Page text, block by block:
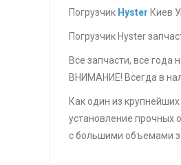
Погрузчик Hyster Киев
Погрузчик Hyster
Все запчасти, все года
ВНИМАНИЕ! Всегда в
Как один из
установление прочных
с большими объемами